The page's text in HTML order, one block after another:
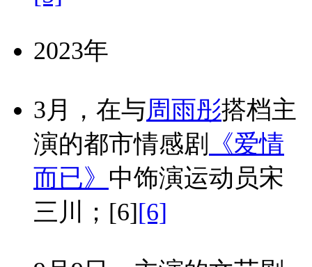
2023年
3月，在与周雨彤搭档主
演的都市情感剧
《爱情
而已》 中饰演运动员宋
三川； [6][6]